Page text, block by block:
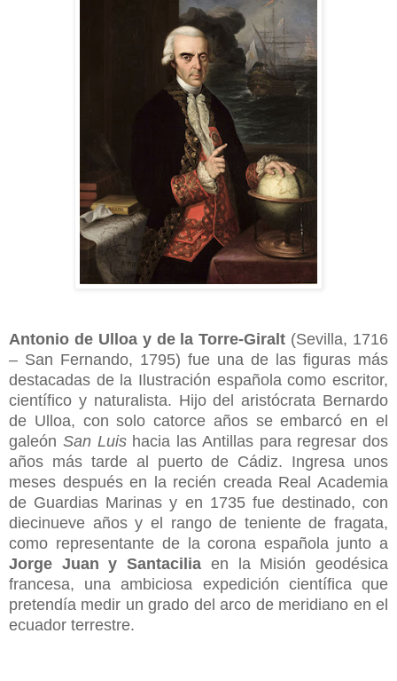
Antonio de Ulloa y de la Torre-Giralt (Sevilla, 1716
– San Fernando, 1795) fue una de las figuras más
destacadas de la Ilustración española como escritor,
científico y naturalista. Hijo del aristócrata Bernardo
de Ulloa, con solo catorce años se embarcó en el
galeón San Luishacia las Antillas para regresar dos
años más tarde al puerto de Cádiz. Ingresa unos
meses después en la recién creada Real Academia
de Guardias Marinas y en 1735 fue destinado, con
diecinueve años y el rango de teniente de fragata,
como representante de la corona española junto a
Jorge Juan y Santacilia en la Misión geodésica
francesa, una ambiciosa expedición científica que
pretendía medir un grado del arco de meridiano en el
ecuador terrestre.